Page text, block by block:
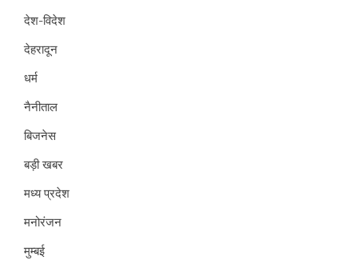
देश-विदेश
देहरादून
धर्म
नैनीताल
बिजनेस
बड़ी खबर
मध्य प्रदेश
मनोरंजन
मुम्बई